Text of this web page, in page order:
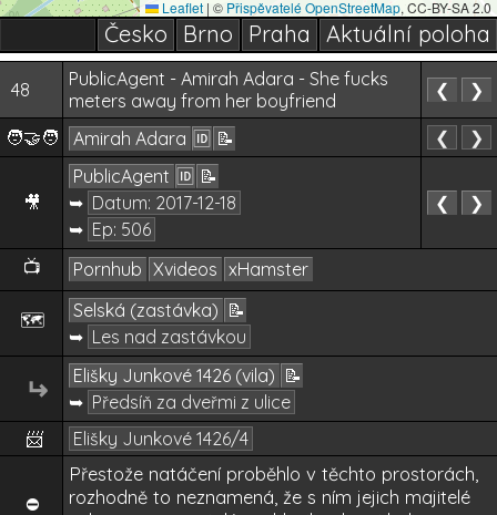
Leaflet | © Přispěvatelé OpenStreetMap, CC-BY-SA 2.0
Česko Brno Praha Aktuální poloha
48
PublicAgent - Amirah Adara - She fucks
meters away from her boyfriend
❮ ❯
🧑‍🤝‍🧑 Amirah Adara 🆔 📝 ❮ ❯
🎥
PublicAgent 🆔 📝
➥ Datum: 2017-12-18
➥ Ep: 506
❮ ❯
📺 Pornhub Xvideos xHamster
🗺️ Selská (zastávka) 📝
➥ Les nad zastávkou
↵ Elišky Junkové 1426 (vila) 📝
➥ Předsíň za dveřmi z ulice
📨
Elišky Junkové 1426/4
⛔
Přestože natáčení proběhlo v těchto prostorách,
rozhodně to neznamená, že s ním jejich majitelé